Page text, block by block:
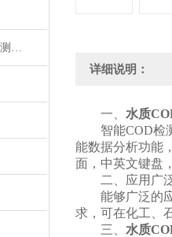
手持在线PH溶氧电导率浊度测定仪
详细说明：
一、 水质
智能COD检测
能数据分析功能
面，中英文键盘
二、应用广
能够广泛的应
求，可在化工、
三、 水质